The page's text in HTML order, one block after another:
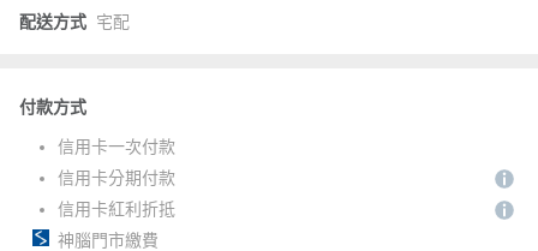
配送方式 宅配
付款方式
信用卡一次付款
信用卡分期付款
信用卡紅利折抵
神腦門市繳費